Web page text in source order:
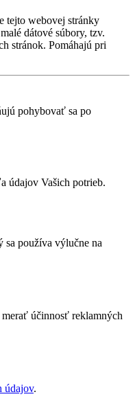
tejto webovej stránky
dátové súbory, tzv.
stránok. Pomáhajú pri
pohybovať sa po
údajov Vašich potrieb.
sa používa výlučne na
účinnosť reklamných
údajov.